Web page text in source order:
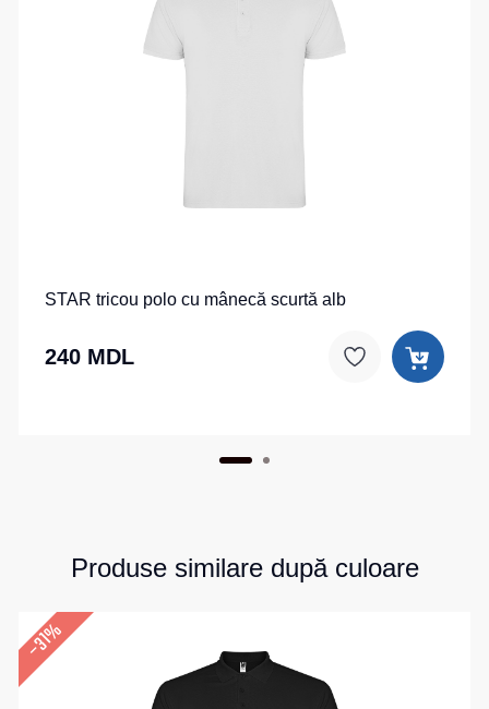
STAR tricou polo cu mânecă scurtă alb
240 MDL
Produse similare după culoare
–31%